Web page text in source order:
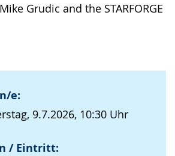
Grudic and the STARFORGE
e:
9.7.2026, 10:30 Uhr
/ Eintritt: